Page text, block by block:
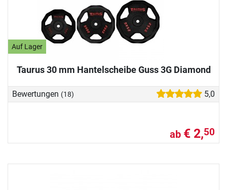
Auf Lager
Taurus 30 mm Hantelscheibe Guss 3G Diamond
Bewertungen (18) 5,0
ab € 2,50